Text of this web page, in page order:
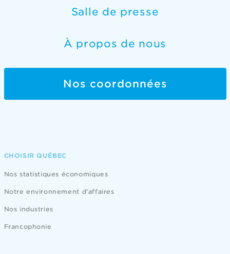
Salle de presse
À propos de nous
Nos coordonnées
CHOISIR QUÉBEC
Nos statistiques économiques
Notre environnement d'affaires
Nos industries
Francophonie